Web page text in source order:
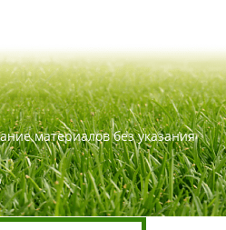
материалов без указания